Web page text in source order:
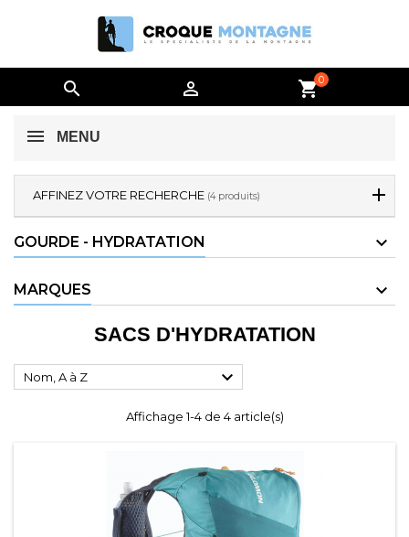
  shopping_cart0
MENU
AFFINEZ VOTRE RECHERCHE (4 produits)
GOURDE - HYDRATATION
MARQUES
SACS D'HYDRATATION
Nom, A à Z 
Affichage 1-4 de 4 article(s)